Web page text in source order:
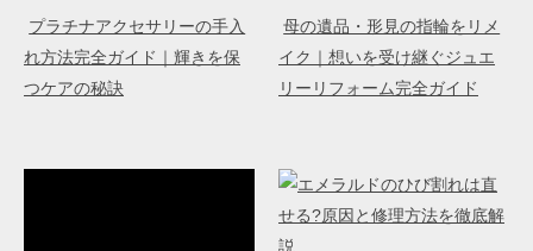
プラチナアクセサリーの手入
れ方法完全ガイド｜輝きを保
つケアの秘訣
母の遺品・形見の指輪をリメ
イク｜想いを受け継ぐジュエ
リーリフォーム完全ガイド